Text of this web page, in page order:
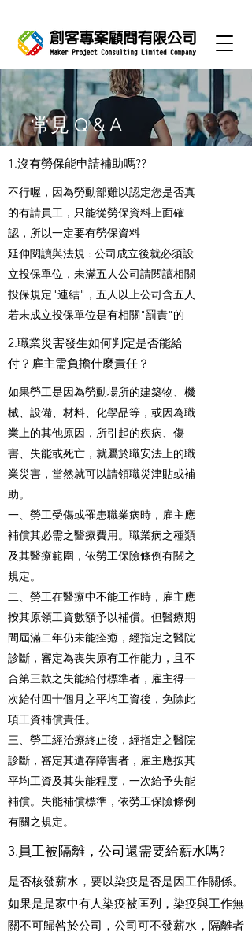
​常見 Q & A
1.沒有勞保能申請補助嗎??
不行喔，因為勞動部難以認定您是否真
的有請員工，只能從勞保資料上面確
認，所以一定要有勞保資料
延伸閱讀與法規 : 公司成立後就必須設
立投保單位，未滿五人公司請閱讀相關
投保規定"連結"，五人以上公司含五人
若未成立投保單位是有相關"罰責"的
2.職業災害發生如何判定是否能給
付？雇主需負擔什麼責任？
如果勞工是因為勞動場所的建築物、機
械、設備、材料、化學品等，或因為職
業上的其他原因，所引起的疾病、傷
害、失能或死亡，就屬於職安法上的職
業災害，當然就可以請領職災津貼或補
助。
一、勞工受傷或罹患職業病時，雇主應
補償其必需之醫療費用。職業病之種類
及其醫療範圍，依勞工保險條例有關之
規定。
二、勞工在醫療中不能工作時，雇主應
按其原領工資數額予以補償。但醫療期
間屆滿二年仍未能痊癒，經指定之醫院
診斷，審定為喪失原有工作能力，且不
合第三款之失能給付標準者，雇主得一
次給付四十個月之平均工資後，免除此
項工資補償責任。
三、勞工經治療終止後，經指定之醫院
診斷，審定其遺存障害者，雇主應按其
平均工資及其失能程度，一次給予失能
補償。失能補償標準，依勞工保險條例
有關之規定。
3.員工被隔離，公司還需要給薪水嗎?
是否核發薪水，要以染疫是否是因工作關係。
如果是是家中有人染疫被匡列，染疫與工作無
關不可歸咎於公司，公司可不發薪水，隔離者